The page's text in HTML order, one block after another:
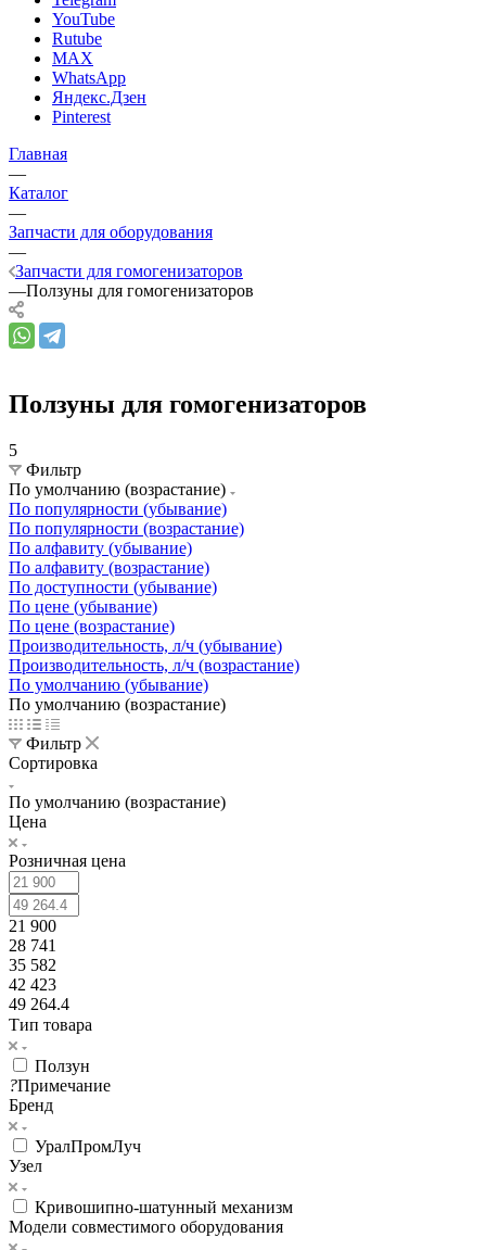
YouTube
Rutube
MAX
WhatsApp
Яндекс.Дзен
Pinterest
Главная
—
Каталог
—
Запчасти для оборудования
—
Запчасти для гомогенизаторов
—Ползуны для гомогенизаторов
Ползуны для гомогенизаторов
5
Фильтр
По умолчанию (возрастание)
По популярности (убывание)
По популярности (возрастание)
По алфавиту (убывание)
По алфавиту (возрастание)
По доступности (убывание)
По цене (убывание)
По цене (возрастание)
Производительность, л/ч (убывание)
Производительность, л/ч (возрастание)
По умолчанию (убывание)
По умолчанию (возрастание)
Фильтр
Сортировка
По умолчанию (возрастание)
Цена
Розничная цена
21 900
28 741
35 582
42 423
49 264.4
Тип товара
Ползун
?Примечание
Бренд
УралПромЛуч
Узел
Кривошипно-шатунный механизм
Модели совместимого оборудования